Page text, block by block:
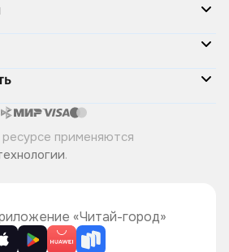
применяются
.
«Читай-город»